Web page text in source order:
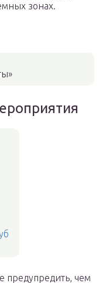
зонах.
предупредить, чем